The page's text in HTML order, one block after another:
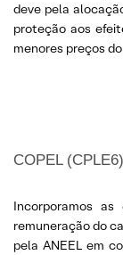
deve pela
proteção aos
menores preços
COPEL
Incorporamos
remuneração do
pela ANEEL em